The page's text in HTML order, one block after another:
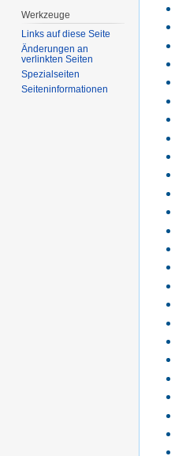
Werkzeuge
Links auf diese Seite
Änderungen an
verlinkten Seiten
Spezialseiten
Seiten­informationen